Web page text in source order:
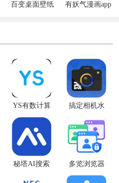
百变桌面壁纸
有妖气漫画app
YS有数计算
app免费版
搞定相机水
秘塔AI搜索 多览浏览器